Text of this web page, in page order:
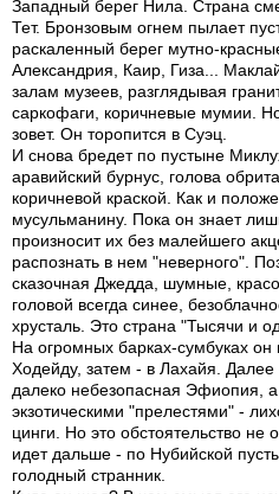
Западный берег Нила. Страна
Тет. Бронзовым огнем пылает
раскаленный берег мутно-
Александрия, Каир, Гиза...
залам музеев, разглядывая
саркофаги, коричневые мумии.
зовет. Он торопится в Суэц.
И снова бредет по пустыне
аравийский бурнус, голова
коричневой краской. Как и
мусульманину. Пока он знает
произносит их без малейшего
распознать в нем "неверного".
сказочная Джедда, шумные,
головой всегда синее,
хрусталь. Это страна "Тысячи и
На огромных барках-сумбуках
Ходейду, затем - в Лахайя. Далее
далеко небезопасная Эфиопия,
экзотическими "прелестями" -
цинги. Но это обстоятельство не
идет дальше - по Нубийской
голодный странник.